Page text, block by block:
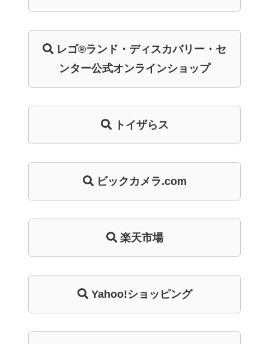
レゴ®ランド・ ディスカバリー・ セ
ンター公式オンラインショップ
トイザらス
ビックカメラ.com
楽天市場
Yahoo!ショッピング